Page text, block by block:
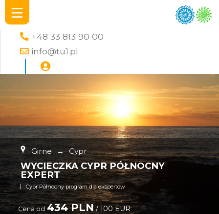
+48 33 813 90 00
info@tu1.pl
Girne → Cypr
WYCIECZKA CYPR PÓŁNOCNY
EXPERT
Cypr Północny program dla ekspertów
Cena od 434 PLN/ 100 EUR